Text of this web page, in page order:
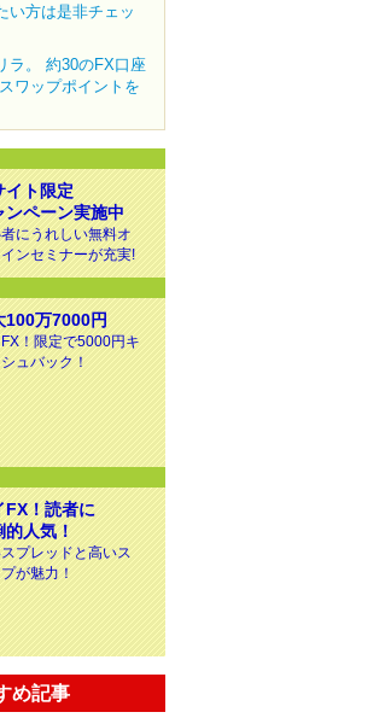
い方は是非チェッ
ラ。 約30のFX口座
ワップポイントを
イト限定
ンペーン実施中
にうれしい無料オ
ンセミナーが充実!
100万7000円
！限定で5000円キ
ュバック！
FX！読者に
的人気！
プレッドと高いス
が魅力！
め記事